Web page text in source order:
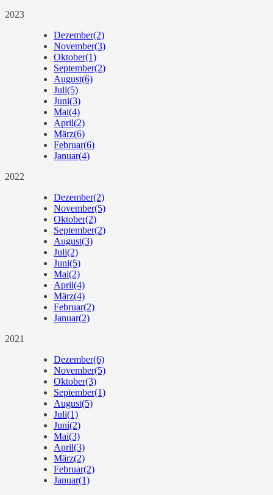
2023
Dezember(2)
November(3)
Oktober(1)
September(2)
August(6)
Juli(5)
Juni(3)
Mai(4)
April(2)
März(6)
Februar(6)
Januar(4)
2022
Dezember(2)
November(5)
Oktober(2)
September(2)
August(3)
Juli(2)
Juni(5)
Mai(2)
April(4)
März(4)
Februar(2)
Januar(2)
2021
Dezember(6)
November(5)
Oktober(3)
September(1)
August(5)
Juli(1)
Juni(2)
Mai(3)
April(3)
März(2)
Februar(2)
Januar(1)